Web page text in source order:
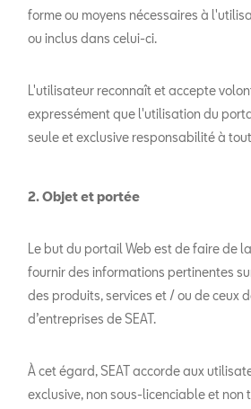
forme ou moyens nécessaires à
ou inclus dans celui-ci.
L'utilisateur reconnaît et accepte
expressément que l'utilisation du
seule et exclusive responsabilité à
2. Objet et portée
Le but du portail Web est de faire de
fournir des informations pertinentes
des produits, services et / ou de ceux
d’entreprises de SEAT.
À cet égard, SEAT accorde aux
exclusive, non sous-licenciable et